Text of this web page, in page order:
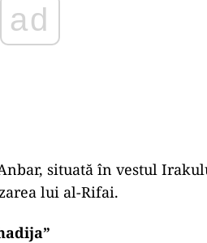
situată în vestul
lui al-Rifai.